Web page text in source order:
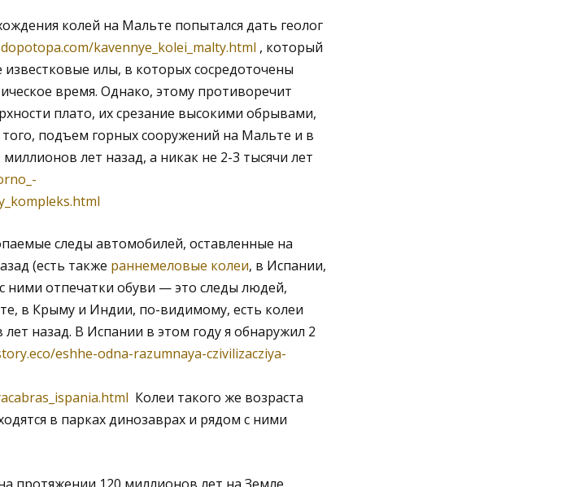
колей на Мальте попытался дать геолог
kavennye_kolei_malty.html , который
илы, в которых сосредоточены
время. Однако, этому противоречит
плато, их срезание высокими обрывами,
подъем горных сооружений на Мальте и в
лет назад, а никак не 2-3 тысячи лет
следы автомобилей, оставленные на
(есть также раннемеловые колеи, в Испании,
ними отпечатки обуви — это следы людей,
в Крыму и Индии, по-видимому, есть колеи
назад. В Испании в этом году я обнаружил 2
eshhe-odna-razumnaya-czivilizacziya-
Колеи такого же возраста
в парках динозаврах и рядом с ними